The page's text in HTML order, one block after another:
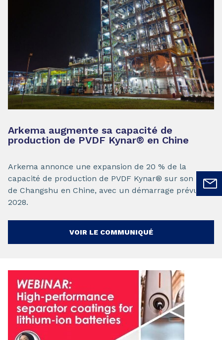
Arkema augmente sa capacité de
production de PVDF Kynar® en Chine
Arkema annonce une expansion de 20 % de la
capacité de production de PVDF Kynar® sur son site
de Changshu en Chine, avec un démarrage prévu en
2028.
VOIR LE COMMUNIQUÉ